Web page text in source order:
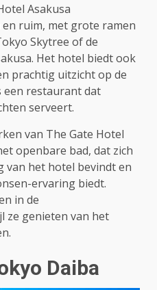
Asakusa
ruim, met grote ramen
Skytree of de
Het hotel biedt ook
prachtig uitzicht op de
een restaurant dat
serveert.
van The Gate Hotel
openbare bad, dat zich
van het hotel bevindt en
ervaring biedt.
in de
ze genieten van het
Daiba